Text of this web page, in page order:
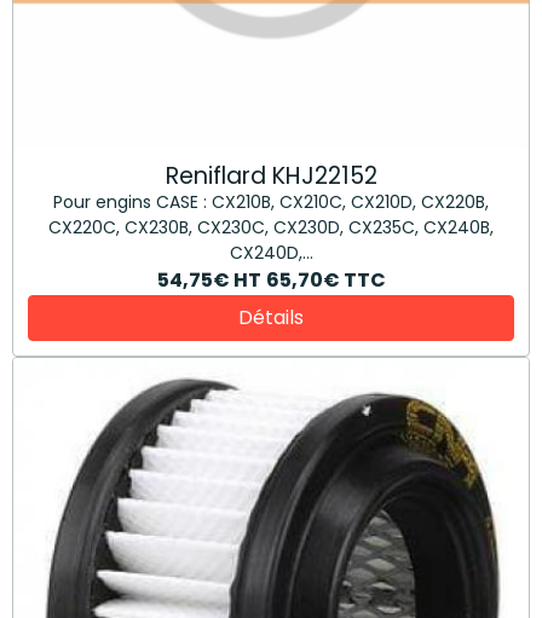
Reniflard KHJ22152
Pour engins CASE : CX210B, CX210C, CX210D, CX220B,
CX220C, CX230B, CX230C, CX230D, CX235C, CX240B,
CX240D,...
54,75€ HT 65,70€ TTC
Détails